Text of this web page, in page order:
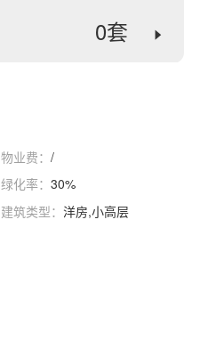
0套
物业费： /
绿化率： 30%
建筑类型： 洋房,小高层